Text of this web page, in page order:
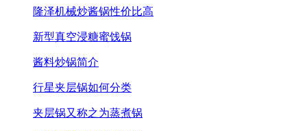
隆泽机械炒酱锅性价比高
新型真空浸糖蜜饯锅
酱料炒锅简介
行星夹层锅如何分类
夹层锅又称之为蒸煮锅